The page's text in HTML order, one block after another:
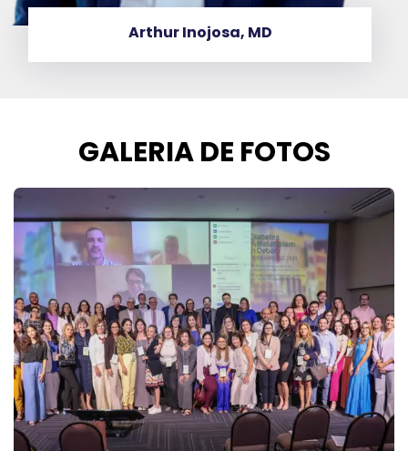
MD
GALERIA DE FOTOS